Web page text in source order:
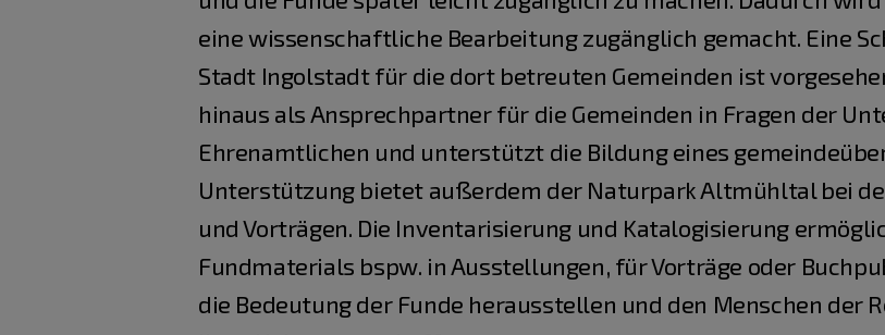
eine wissenschaftliche Bearbeitung zugänglich gemacht. Eine
Stadt Ingolstadt für die dort betreuten Gemeinden ist
hinaus als Ansprechpartner für die Gemeinden in Fragen der
Ehrenamtlichen und unterstützt die Bildung eines
Unterstützung bietet außerdem der Naturpark Altmühltal bei
und Vorträgen. Die Inventarisierung und Katalogisierung
Fundmaterials bspw. in Ausstellungen, für Vorträge oder
die Bedeutung der Funde herausstellen und den Menschen der